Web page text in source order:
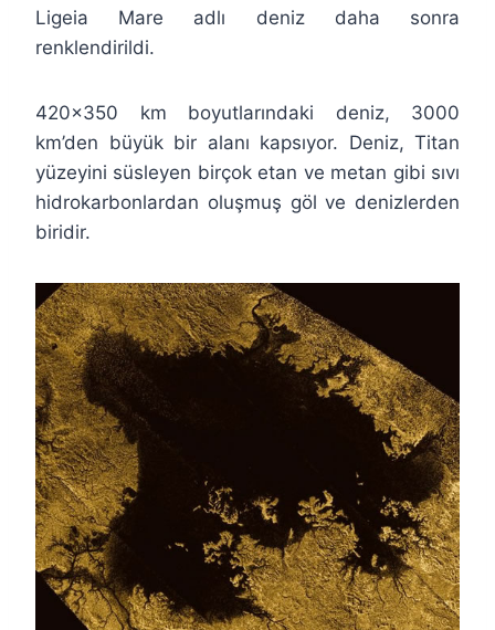
Ligeia Mare adlı deniz daha sonra
renklendirildi.
420×350 km boyutlarındaki deniz, 3000
km’den büyük bir alanı kapsıyor. Deniz, Titan
yüzeyini süsleyen birçok etan ve metan gibi sıvı
hidrokarbonlardan oluşmuş göl ve denizlerden
biridir.